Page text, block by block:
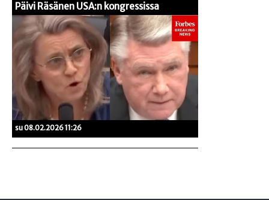
Päivi Räsänen USA:n kongressissa
su 08.02.2026 11:26